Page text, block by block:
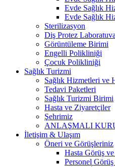
Evde Sağlık
Evde Sağlık
Sterilizasyon
Diş Protez
Görüntüleme Birimi
Engelli Polikliniği
Çocuk Polikliniği
Sağlık Turizmi
Sağlık Hizmetleri ve
Tedavi Paketleri
Sağlık Turizmi Birimi
Hasta ve Ziyaretçiler
Şehrimiz
ANLAŞMALI
İletişim & Ulaşım
Öneri ve Görüşleriniz
Hasta Görüş
Personel